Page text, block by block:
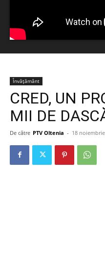
Învățământ
CRED, UN
MII DE
De către PTV Oltenia - 18